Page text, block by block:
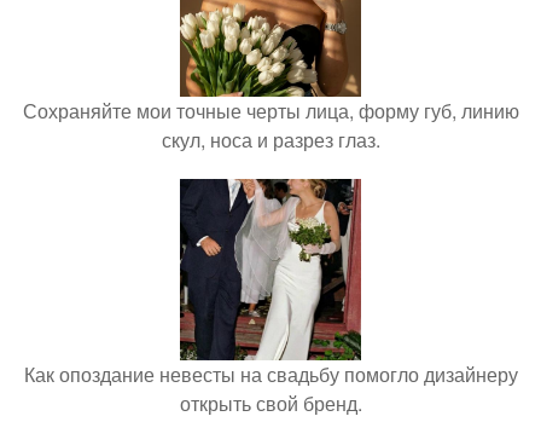
Сохраняйте мои точные черты лица, форму губ, линию
скул, носа и разрез глаз.
Как опоздание невесты на свадьбу помогло дизайнеру
открыть свой бренд.